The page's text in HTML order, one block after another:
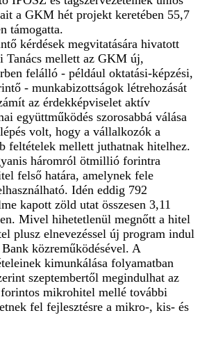
a GKM hét projekt keretében 55,7
támogatta.
kérdések megvitatására hivatott
Tanács mellett az GKM új,
felálló - például oktatási-képzési,
- munkabizottságok létrehozását
az érdekképviselet aktív
együttműködés szorosabbá válása
volt, hogy a vállalkozók a
feltételek mellett juthatnak hitelhez.
háromról ötmillió forintra
felső határa, amelynek fele
Idén eddig 792
kapott zöld utat összesen 3,11
Mivel hihetetlenül megnőtt a hitel
plusz elnevezéssel új program indul
közreműködésével. A
kimunkálása folyamatban
szeptembertől megindulhat az
mikrohitel mellé további
fel fejlesztésre a mikro-, kis- és